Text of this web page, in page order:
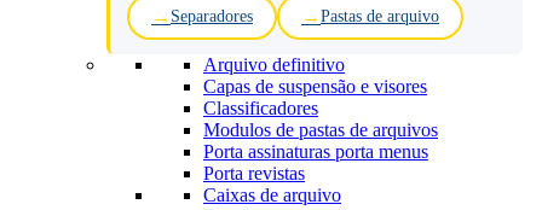
Separadores Pastas de arquivo
Arquivo definitivo
Capas de suspensão e visores
Classificadores
Modulos de pastas de arquivos
Porta assinaturas porta menus
Porta revistas
Caixas de arquivo